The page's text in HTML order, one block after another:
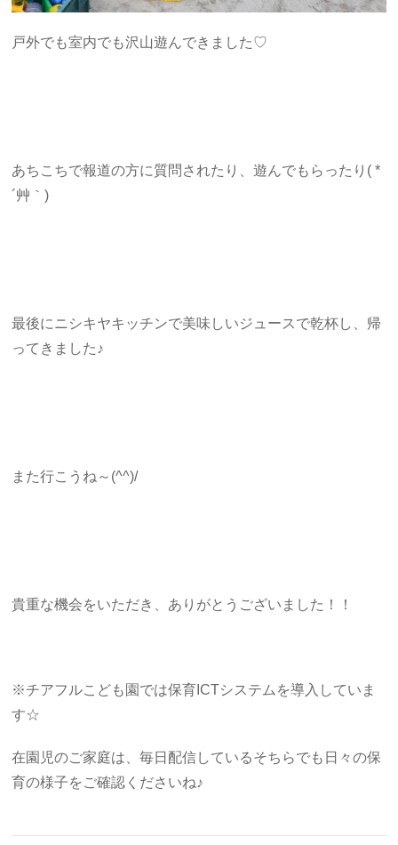
戸外でも室内でも沢山遊んできました♡
あちこちで報道の方に質問されたり、遊んでもらったり( *
´艸｀)
最後にニシキヤキッチンで美味しいジュースで乾杯し、帰
ってきました♪
また行こうね～(^^)/
貴重な機会をいただき、ありがとうございました！！
※チアフルこども園では保育ICTシステムを導入していま
す☆
在園児のご家庭は、毎日配信しているそちらでも日々の保
育の様子をご確認くださいね♪